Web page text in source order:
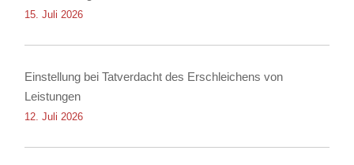
15. Juli 2026
Einstellung bei Tatverdacht des Erschleichens von
Leistungen
12. Juli 2026